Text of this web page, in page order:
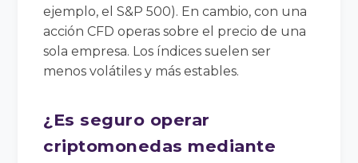
ejemplo, el S&P 500). En cambio, con una
acción CFD operas sobre el precio de una
sola empresa. Los índices suelen ser
menos volátiles y más estables.
¿Es seguro operar
criptomonedas mediante